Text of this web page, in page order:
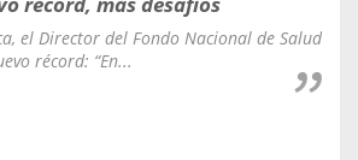
el Director del Fondo Nacional de Salud
récord: “En...